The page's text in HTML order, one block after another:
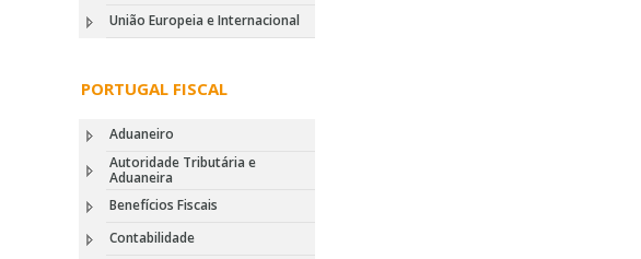
União Europeia e Internacional
PORTUGAL FISCAL
Aduaneiro
Autoridade Tributária e
Aduaneira
Benefícios Fiscais
Contabilidade